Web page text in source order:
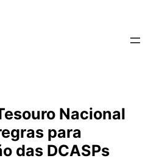
Nacional
para
das DCASPs